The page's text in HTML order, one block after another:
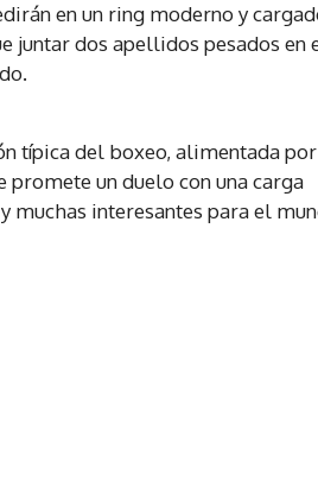
en un ring moderno y
juntar dos apellidos pesados en
típica del boxeo, alimentada por
promete un duelo con una carga
muchas interesantes para el